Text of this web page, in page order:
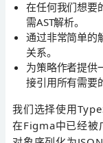
在任何我们想要
需AST解析。
通过非常简单的
关系。
为策略作者提供
接引用所有需要
我们选择使用
在Figma中已经被